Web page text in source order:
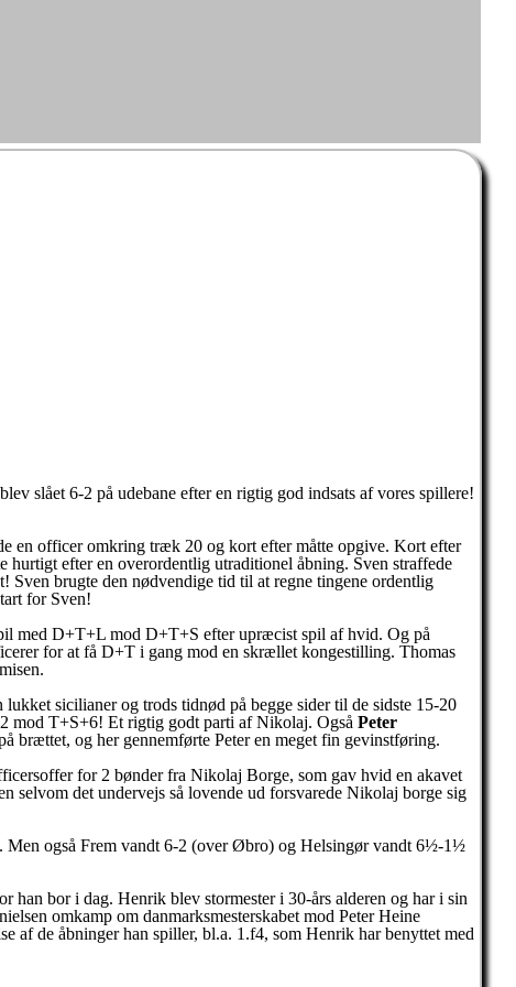
slået 6-2 på udebane efter en rigtig god indsats af vores spillere!
en officer omkring træk 20 og kort efter måtte opgive. Kort efter
hurtigt efter en overordentlig utraditionel åbning. Sven straffede
brugte den nødvendige tid til at regne tingene ordentlig
for Sven!
med D+T+L mod D+T+S efter upræcist spil af hvid. Og på
for at få D+T i gang mod en skrællet kongestilling. Thomas
sicilianer og trods tidnød på begge sider til de sidste 15-20
mod T+S+6! Et rigtig godt parti af Nikolaj. Også Peter
brættet, og her gennemførte Peter en meget fin gevinstføring.
for 2 bønder fra Nikolaj Borge, som gav hvid en akavet
det undervejs så lovende ud forsvarede Nikolaj borge sig
Men også Frem vandt 6-2 (over Øbro) og Helsingør vandt 6½-1½
han bor i dag. Henrik blev stormester i 30-års alderen og har i sin
omkamp om danmarksmesterskabet mod Peter Heine
af de åbninger han spiller, bl.a. 1.f4, som Henrik har benyttet med